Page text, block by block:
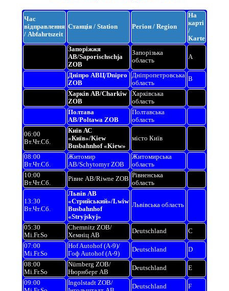
Час
відправлення
/ Abfahrtszeit
Станція / Station Регіон / Region
На
карті
/
Karte
Запоріжжя
АВ/Saporischschja
ZOB
Запорізька
область
A
Дніпро АВЦ/Dnipro
ZOB
Дніпропетровська
область
B
Харків АВ/Charkiw
ZOB
Харківська
область
Полтава
АВ/Poltawa ZOB
Полтавська
область
06:00
Вт.Чт.Сб.
Київ АС
«Київ»/Kiew
Busbahnhof «Kiew»
місто Київ
08:00
Вт.Чт.Сб.
Житомир
АВ/Schytomyr ZOB
Житомирська
область
10:00
Вт.Чт.Сб.
Рівне АВ/Riwne ZOB Рівненська
область
13:30
Вт.Чт.Сб.
Львів АВ
«Стрийський»/Lwiw
Busbahnhof
«Stryjskyj»
Львівська область
05:30
Mi.Fr.So
Chemnitz ZOB/
Хемніц АВ
Deutschland C
07:00
Mi.Fr.So
Hof Autohof (A-9)/
Гоф Autohof (A-9)
Deutschland D
08:00
Mi.Fr.So
Nürnberg ZOB/
Нюрнберг АВ
Deutschland E
09:00
Ingolstadt ZOB/
Deutschland F